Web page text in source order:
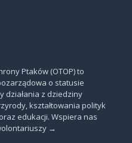
Ptaków (OTOP) to
o statusie
działania z dziedziny
kształtowania polityk
edukacji. Wspiera nas
→